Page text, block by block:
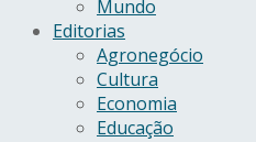
Mundo
Editorias
Agronegócio
Cultura
Economia
Educação